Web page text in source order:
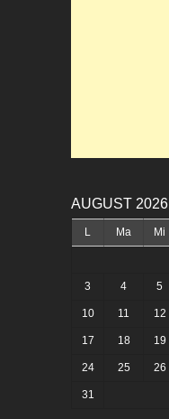
AUGUST 2026
L Ma Mi
3 4 5
10 11 12
17 18 19
24 25 26
31